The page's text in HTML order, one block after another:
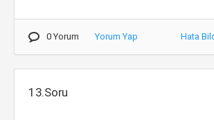
0 Yorum Yorum Yap Hata
13.Soru